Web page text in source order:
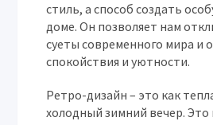
стиль, а способ создать
доме. Он позволяет нам
суеты современного мира и
спокойствия и уютности.
Ретро-дизайн – это как
холодный зимний вечер. Это